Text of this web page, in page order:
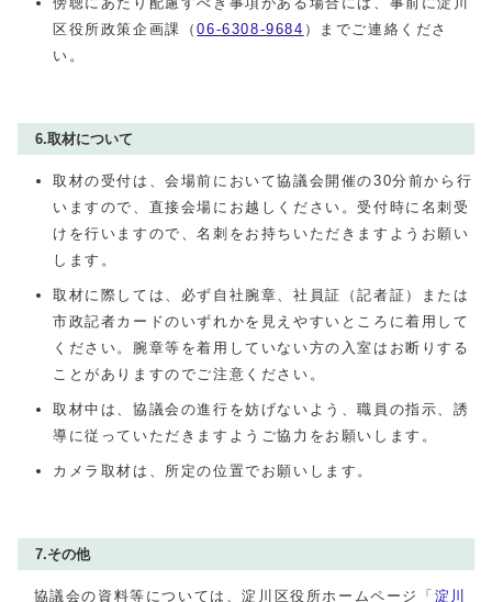
区役所政策企画課（06-6308-9684 ）までご連絡くださ
い。
6.取材について
取材の受付は、会場前において協議会開催の30分前から行
いますので、直接会場にお越しください。受付時に名刺受
けを行いますので、名刺をお持ちいただきますようお願い
します。
取材に際しては、必ず自社腕章、社員証（記者証）または
市政記者カードのいずれかを見えやすいところに着用して
ください。腕章等を着用していない方の入室はお断りする
ことがありますのでご注意ください。
取材中は、協議会の進行を妨げないよう、職員の指示、誘
導に従っていただきますようご協力をお願いします。
カメラ取材は、所定の位置でお願いします。
7.その他
協議会の資料等については、淀川区役所ホームページ「 淀川